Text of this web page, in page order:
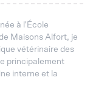
à l'École
Maisons Alfort, je
vétérinaire des
principalement
interne et la